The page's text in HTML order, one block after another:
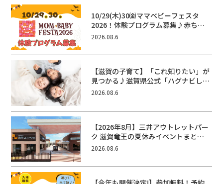
10/29(木)30㈮ママベビーフェスタ
2026！体験プログラム募集♪赤ちゃ
ん向けイベントに出演しませんか？
2026.08.6
【滋賀の子育て】「これ知りたい」が
見つかる♪滋賀県公式「ハグナビし
が」使ってる？おでかけ・制度・子育
2026.08.6
【2026年8月】三井アウトレットパー
ク 滋賀竜王の夏休みイベントまと
め！びしょぬれ水あそび・激辛グル
ん！
2026.08.6